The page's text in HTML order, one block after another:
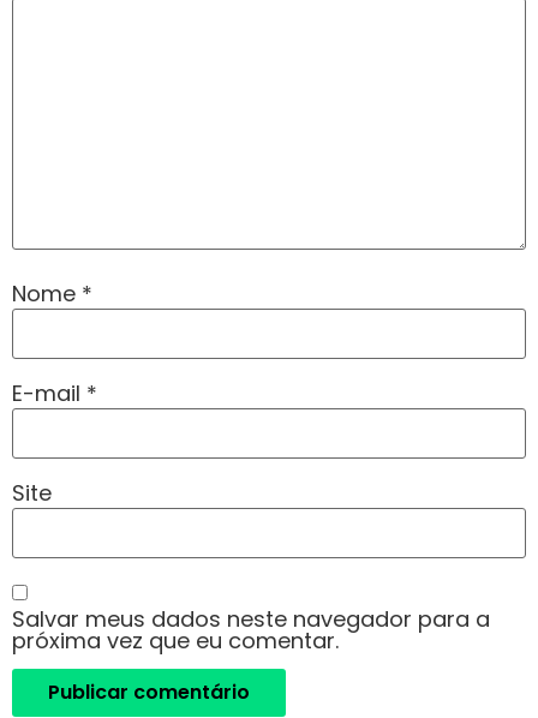
Nome *
E-mail *
Site
Salvar meus dados neste navegador para a
próxima vez que eu comentar.